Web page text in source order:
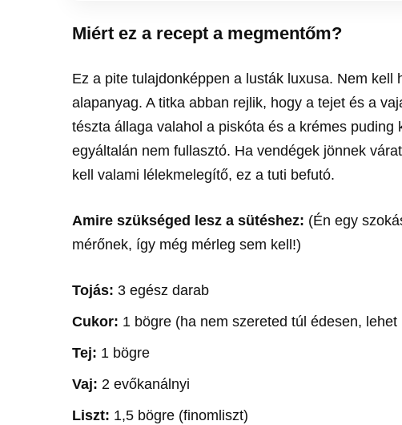
Miért ez a recept a megmentőm?
Ez a pite tulajdonképpen a lusták luxusa. Nem kell
alapanyag. A titka abban rejlik, hogy a tejet és a
tészta állaga valahol a piskóta és a krémes puding
egyáltalán nem fullasztó. Ha vendégek jönnek
kell valami lélekmelegítő, ez a tuti befutó.
Amire szükséged lesz a sütéshez: (Én egy
mérőnek, így még mérleg sem kell!)
Tojás: 3 egész darab
Cukor: 1 bögre (ha nem szereted túl édesen,
Tej: 1 bögre
Vaj: 2 evőkanálnyi
Liszt: 1,5 bögre (finomliszt)